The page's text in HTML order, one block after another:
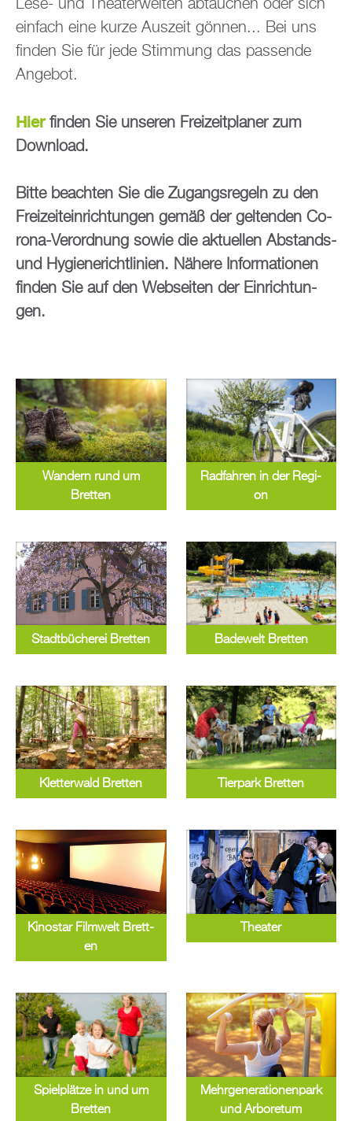
Lese- und Thea­ter­wel­ten ab­tau­chen oder sich
ein­fach eine kurze Aus­zeit gön­nen... Bei uns
fin­den Sie für jede Stim­mung das pas­sen­de
An­ge­bot.
Hierfin­den Sie un­se­ren Frei­zeit­pla­ner zum
Down­load.
Bitte be­ach­ten Sie die Zu­gangs­re­geln zu den
Frei­zeit­ein­rich­tun­gen gemäß der gel­ten­den Co­
ro­na-Ver­ord­nung sowie die ak­tu­el­len Ab­stands-
und Hy­gie­ne­richt­li­ni­en. Nä­he­re In­for­ma­tio­nen
fin­den Sie auf den Web­sei­ten der Ein­rich­tun­
gen.
Wan­dern rund um
Brett­en
Rad­fah­ren in der Re­gi­
on
Stadt­bü­che­rei Brett­en Ba­de­welt Brett­en
Klet­ter­wald Brett­en Tier­park Brett­en
Ki­no­star Film­welt Brett­
en
Thea­ter
Spiel­plät­ze in und um
Brett­en
Mehr­ge­ne­ra­tio­nen­park
und Ar­bo­re­tum